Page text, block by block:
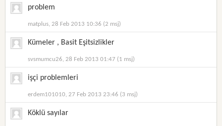
problem
matplus, 28 Feb 2013 10:36 (2 msj)
Kümeler , Basit Eşitsizlikler
svsmumcu26, 28 Feb 2013 01:47 (1 msj)
işçi problemleri
erdem101010, 27 Feb 2013 23:46 (3 msj)
Köklü sayılar